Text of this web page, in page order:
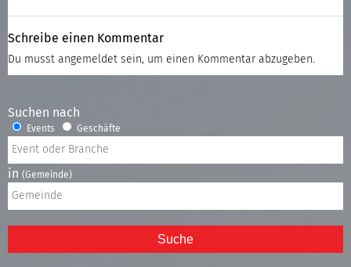
Schreibe einen Kommentar
Du musst angemeldet sein, um einen Kommentar abzugeben.
Suchen nach
Events Geschäfte
in (Gemeinde)
Suche